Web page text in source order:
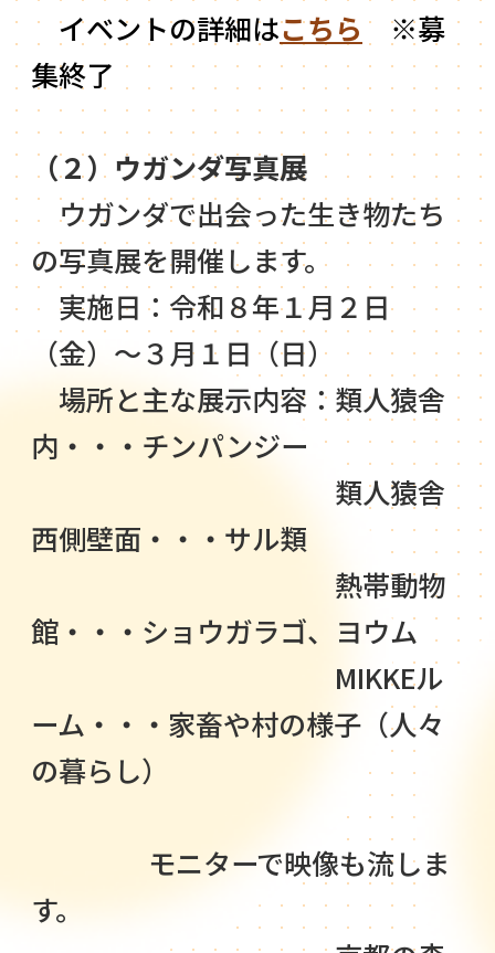
イベントの詳細はこちら ※募
集終了
（２）ウガンダ写真展
ウガンダで出会った生き物たち
の写真展を開催します。
実施日：令和８年１月２日
（金）～３月１日（日）
場所と主な展示内容：類人猿舎
内・・・チンパンジー
類人猿舎
西側壁面・・・サル類
熱帯動物
館・・・ショウガラゴ、ヨウム
MIKKEル
ーム・・・家畜や村の様子（人々
の暮らし）
モニターで映像も流しま
す。